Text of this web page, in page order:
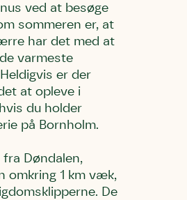
ved at besøge
sommeren er, at
har det med at
varmeste
er der
at opleve i
du holder
på Bornholm.
Døndalen,
omkring 1 km væk,
De